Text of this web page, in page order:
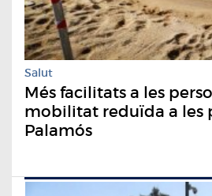
Salut
Més facilitats a les
mobilitat reduïda a les
Palamós